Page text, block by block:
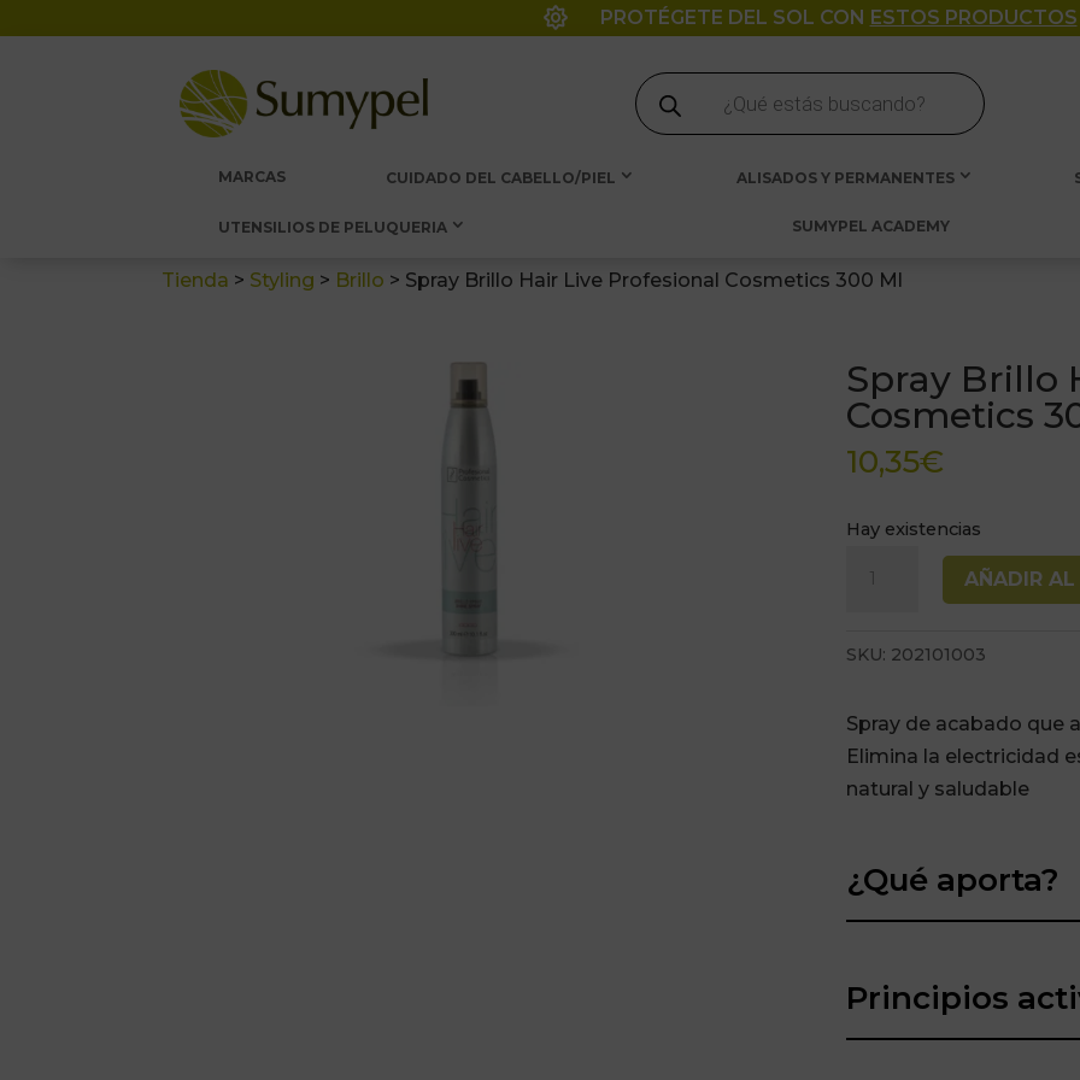
 PROTÉGETE DEL SOL CON ESTOS PRODUCTOS
Búsqueda
de
productos
MARCAS CUIDADO DEL CABELLO/PIEL ALISADOS Y PERMANENTES
UTENSILIOS DE PELUQUERIA SUMYPEL ACADEMY
Tienda > Styling > Brillo > Spray Brillo Hair Live Profesional Cosmetics 300 Ml
Spray Brillo
Cosmetics
10,35€
Hay existencias
Live
Cosmetics
300
Ml
AÑADIR
SKU: 202101003
Spray de acabado que
Elimina la electricidad
natural y saludable
¿Qué aporta?
Principios